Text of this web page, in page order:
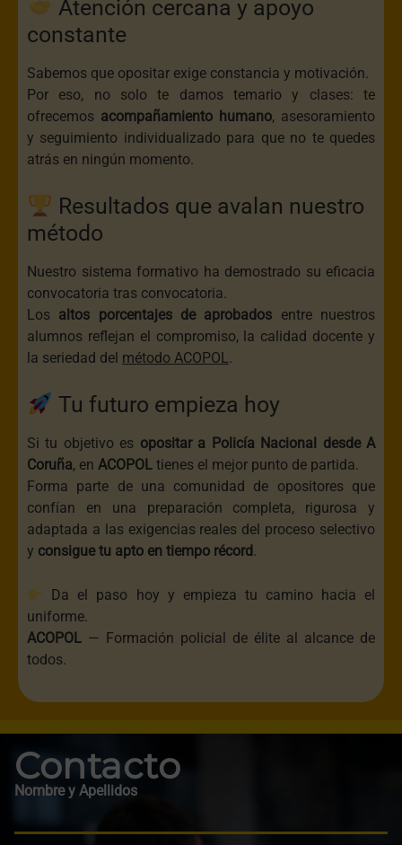
Atención cercana y apoyo
constante
Sabemos que opositar exige constancia y motivación.
Por eso, no solo te damos temario y clases: te
ofrecemos acompañamiento humano, asesoramiento
y seguimiento individualizado para que no te quedes
atrás en ningún momento.
Resultados que avalan nuestro
método
Nuestro sistema formativo ha demostrado su eficacia
convocatoria tras convocatoria.
Los altos porcentajes de aprobados entre nuestros
alumnos reflejan el compromiso, la calidad docente y
la seriedad del método ACOPOL.
Tu futuro empieza hoy
Si tu objetivo es opositar a Policía Nacional desde A
Coruña, en ACOPOL tienes el mejor punto de partida.
Forma parte de una comunidad de opositores que
confían en una preparación completa, rigurosa y
adaptada a las exigencias reales del proceso selectivo
y consigue tu apto en tiempo récord.
Da el paso hoy y empieza tu camino hacia el
uniforme.
ACOPOL — Formación policial de élite al alcance de
todos.
Contacto
Nombre y Apellidos